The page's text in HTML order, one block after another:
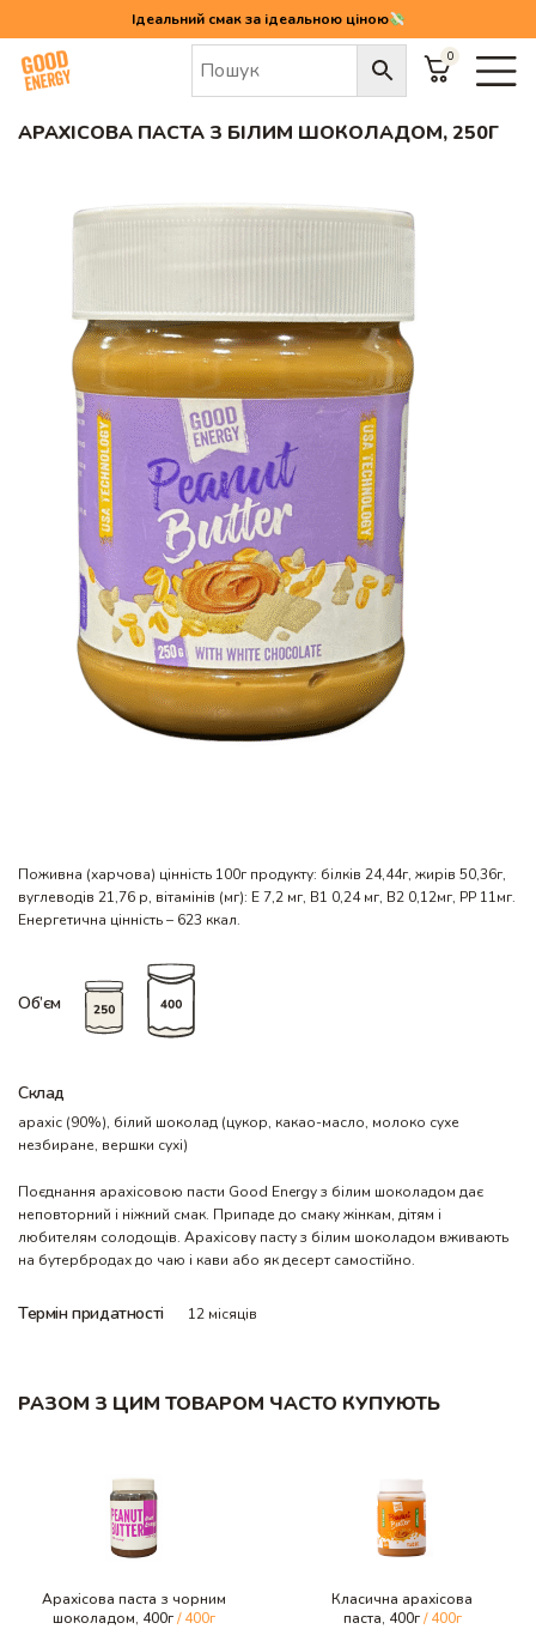
Ідеальний смак за ідеальною ціною
0
Головна Арахісова паста з білим шоколадом, 250г
АРАХІСОВА ПАСТА З БІЛИМ ШОКОЛАДОМ, 250Г
Поживна (харчова) цінність 100г продукту: білків 24,44г, жирів 50,36г,
вуглеводів 21,76 р, вітамінів (мг): Е 7,2 мг, В1 0,24 мг, В2 0,12мг, РР 11мг.
Енергетична цінність – 623 ккал.
Об’єм
Склад
арахіс (90%), білий шоколад (цукор, какао-масло, молоко сухе
незбиране, вершки сухі)
Поєднання арахісовою пасти Good Energy з білим шоколадом дає
неповторний і ніжний смак. Припаде до смаку жінкам, дітям і
любителям солодощів. Арахісову пасту з білим шоколадом вживають
на бутербродах до чаю і кави або як десерт самостійно.
Термін придатності 12 місяців
РАЗОМ З ЦИМ ТОВАРОМ ЧАСТО КУПУЮТЬ
Арахісова паста з чорним
шоколадом, 400г/ 400г
Класична арахісова
паста, 400г / 400г